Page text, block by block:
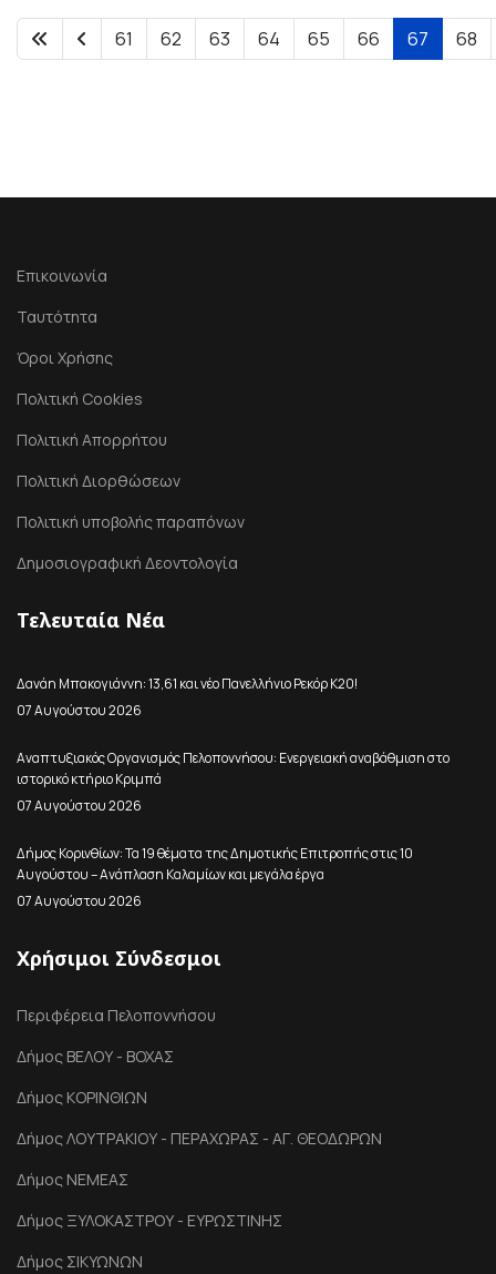
61 62 63 64 65 66 67 68
Επικοινωνία
Ταυτότητα
Όροι Χρήσης
Πολιτική Cookies
Πολιτική Απορρήτου
Πολιτική Διορθώσεων
Πολιτική υποβολής παραπόνων
Δημοσιογραφική Δεοντολογία
Τελευταία Νέα
Δανάη Μπακογιάννη: 13,61 και νέο Πανελλήνιο Ρεκόρ Κ20!
07 Αυγούστου 2026
Αναπτυξιακός Οργανισμός Πελοποννήσου: Ενεργειακή αναβάθμιση στο
ιστορικό κτήριο Κριμπά
07 Αυγούστου 2026
Δήμος Κορινθίων: Τα 19 θέματα της Δημοτικής Επιτροπής στις 10
Αυγούστου – Ανάπλαση Καλαμίων και μεγάλα έργα
07 Αυγούστου 2026
Χρήσιμοι Σύνδεσμοι
Περιφέρεια Πελοποννήσου
Δήμος ΒΕΛΟΥ - ΒΟΧΑΣ
Δήμος ΚΟΡΙΝΘΙΩΝ
Δήμος ΛΟΥΤΡΑΚΙΟΥ - ΠΕΡΑΧΩΡΑΣ - ΑΓ. ΘΕΟΔΩΡΩΝ
Δήμος ΝΕΜΕΑΣ
Δήμος ΞΥΛΟΚΑΣΤΡΟΥ - ΕΥΡΩΣΤΙΝΗΣ
Δήμος ΣΙΚΥΩΝΩΝ